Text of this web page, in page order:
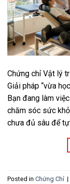
Chứng chỉ Vật lý
Giải pháp “vừa
Bạn đang làm
chăm sóc sức
chưa đủ sâu để tự
Posted in Chứng Chỉ |